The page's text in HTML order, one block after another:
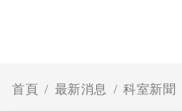
首頁 最新消息 科室新聞